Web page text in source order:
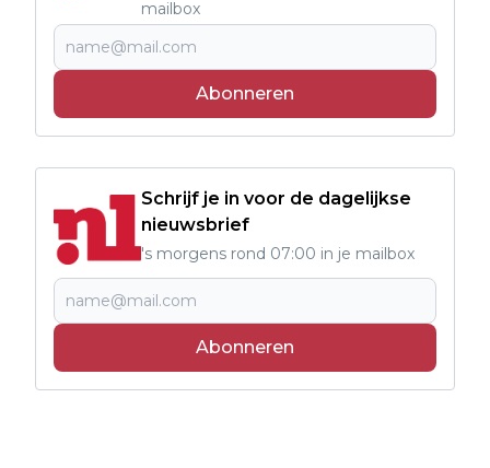
mailbox
Abonneren
Schrijf je in voor de dagelijkse
nieuwsbrief
's morgens rond 07:00 in je mailbox
Abonneren